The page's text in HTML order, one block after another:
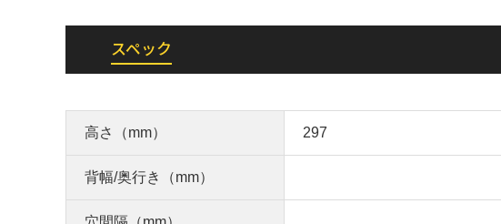
スペック
高さ（mm） 297
背幅/奥行き（mm）